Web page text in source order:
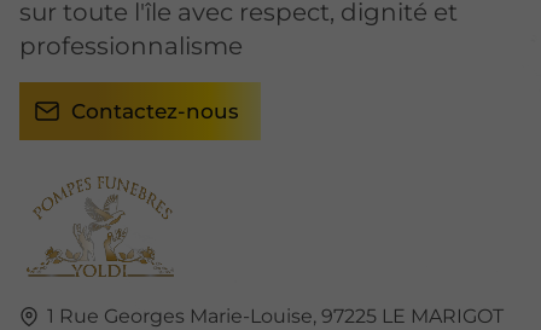
1 Rue Georges Marie-Louise, 97225 LE MARIGOT
sur toute l'île avec respect, dignité et
professionnalisme
Contactez-nous